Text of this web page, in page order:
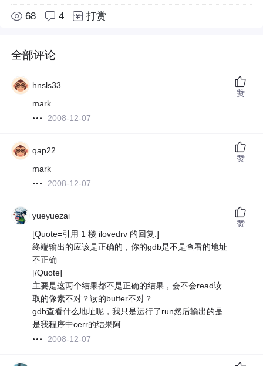
68 4 打赏
全部评论
hnsls33
mark
2008-12-07
赞
qap22
mark
2008-12-07
赞
yueyuezai
[Quote=引用 1 楼 ilovedrv 的回复:]
终端输出的应该是正确的，你的gdb是不是查看的地址
不正确
[/Quote]
主要是这两个结果都不是正确的结果，会不会read读
取的像素不对？读的buffer不对？
gdb查看什么地址呢，我只是运行了run然后输出的是
是我程序中cerr的结果阿
2008-12-07
赞